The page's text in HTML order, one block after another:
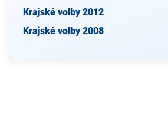
Krajské volby 2012
Krajské volby 2008